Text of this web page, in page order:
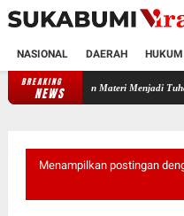
NASIONAL DAERAH HUKUM
BREAKING
NEWS
Berhala dan Materi Menjadi Tuhan Baru
Menampilkan postingan